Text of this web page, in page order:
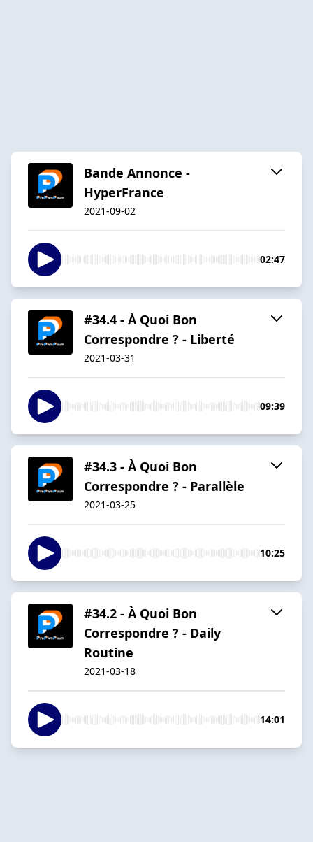
Bande Annonce -
HyperFrance
2021-09-02
02:47
#34.4 - À Quoi Bon
Correspondre ? - Liberté
2021-03-31
09:39
#34.3 - À Quoi Bon
Correspondre ? - Parallèle
2021-03-25
10:25
#34.2 - À Quoi Bon
Correspondre ? - Daily
Routine
2021-03-18
14:01